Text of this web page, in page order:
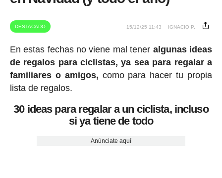
DESTACADO 15/12/25 11:43 IGNACIO P.
En estas fechas no viene mal tener algunas ideas
de regalos para ciclistas, ya sea para regalar a
familiares o amigos, como para hacer tu propia
lista de regalos.
30 ideas para regalar a un ciclista, incluso
si ya tiene de todo
Anúnciate aquí